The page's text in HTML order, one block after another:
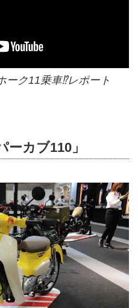
ーク11乗車⁉︎レポート
カブ110」